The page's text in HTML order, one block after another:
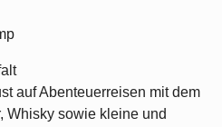
auf Abenteuerreisen mit dem
Whisky sowie kleine und